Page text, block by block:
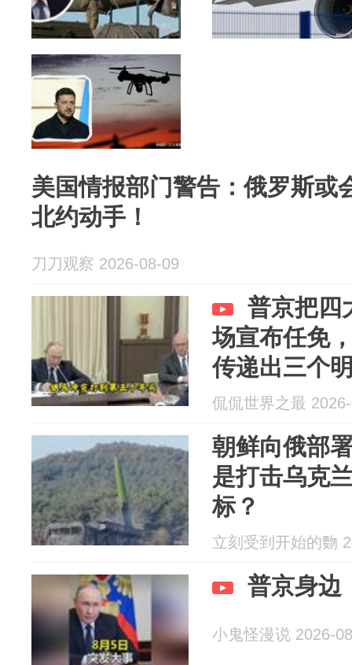
美国情报部门警告：俄罗斯或
北约动手！
刀刀观察 2026-08-09
普京把四
场宣布任免
传递出三个
侃侃世界之最
朝鲜向俄部
是打击乌克
标？
立刻受到开始的覅
普京身边
小鬼怪漫说 2026-